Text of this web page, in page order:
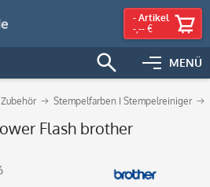
MENÜ
- Artikel
-,-- €
Zubehör Stempelfarben I Stempelreiniger
Flash brother